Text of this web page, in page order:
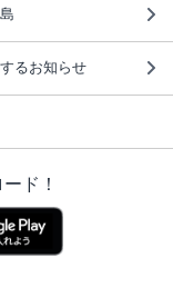
るお知らせ
ド！